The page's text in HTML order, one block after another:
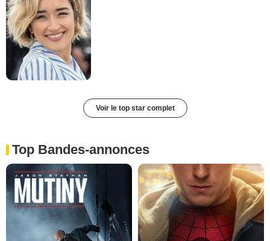
Voir le top star complet
Top Bandes-annonces